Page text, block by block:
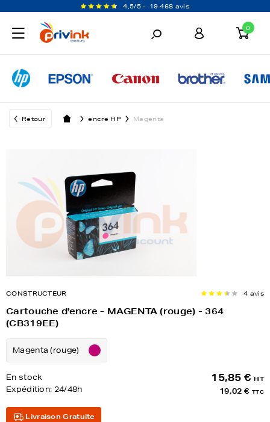
4,5/5 - 19 468 avis
0
Retour encre HP Magenta
CONSTRUCTEUR 4 avis
Cartouche d'encre - MAGENTA (rouge) - 364
(CB319EE)
Magenta (rouge)
En stock
Expédition: 24/48h
15,85 € HT
19,02 € TTC
Livraison Gratuite